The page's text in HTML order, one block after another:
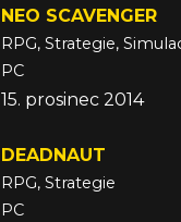
NEO SCAVENGER
RPG, Strategie,
PC
15. prosinec 2014
DEADNAUT
RPG, Strategie
PC